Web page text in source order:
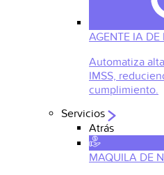
AGENTE IA DE
Automatiza
IMSS,
cumplimiento.
Servicios
Atrás
MAQUILA DE